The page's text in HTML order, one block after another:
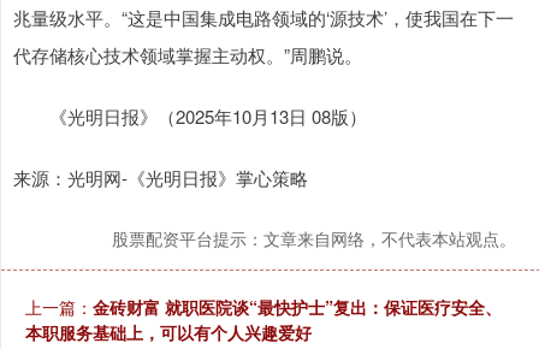
兆量级水平。“这是中国集成电路领域的‘源技术’，使我国在下一
代存储核心技术领域掌握主动权。”周鹏说。
《光明日报》（2025年10月13日 08版）
来源：光明网-《光明日报》掌心策略
股票配资平台提示：文章来自网络，不代表本站观点。
上一篇： 金砖财富 就职医院谈“最快护士”复出：保证医疗安全、
本职服务基础上，可以有个人兴趣爱好